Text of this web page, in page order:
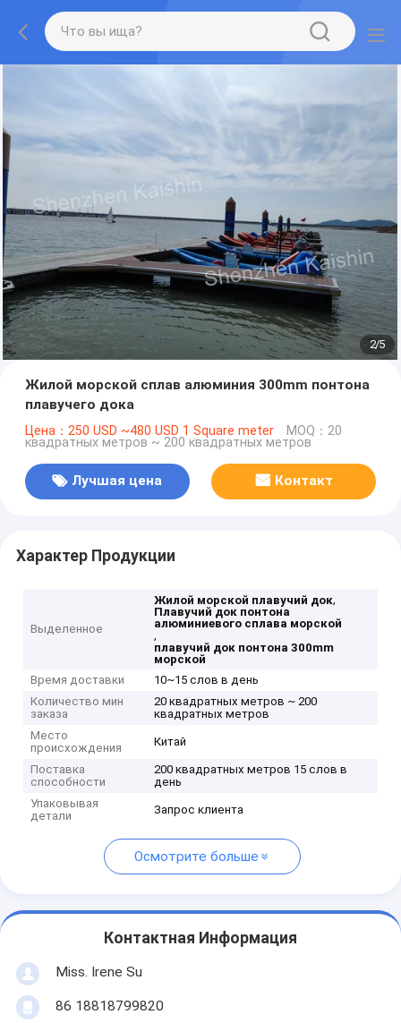
2/5
Жилой морской сплав алюминия 300mm понтона
плавучего дока
Цена：250 USD ~480 USD 1 Square meter MOQ：20
квадратных метров ~ 200 квадратных метров
Лучшая цена Контакт
Характер Продукции
Выделенное
Жилой морской плавучий док,
Плавучий док понтона
алюминиевого сплава морской
,
плавучий док понтона 300mm
морской
Время доставки
10~15 слов в день
Количество мин
заказа
20 квадратных метров ~ 200
квадратных метров
Место
происхождения
Китай
Поставка
способности
200 квадратных метров 15 слов в
день
Упаковывая
детали
Запрос клиента
Осмотрите больше
Контактная Информация
Miss. Irene Su
86 18818799820